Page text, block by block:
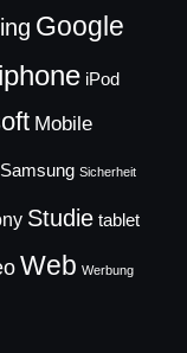
Google
iphone iPod
Mobile
Samsung Sicherheit
Studie tablet
Web Werbung